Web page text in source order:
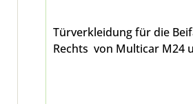
Türverkleidung für die
Rechts von Multicar M24